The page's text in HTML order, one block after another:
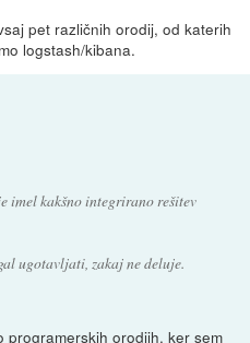
pet različnih orodij, od katerih
logstash/kibana.
imel kakšno integrirano rešitev
ugotavljati, zakaj ne deluje.
programerskih orodjih, ker sem